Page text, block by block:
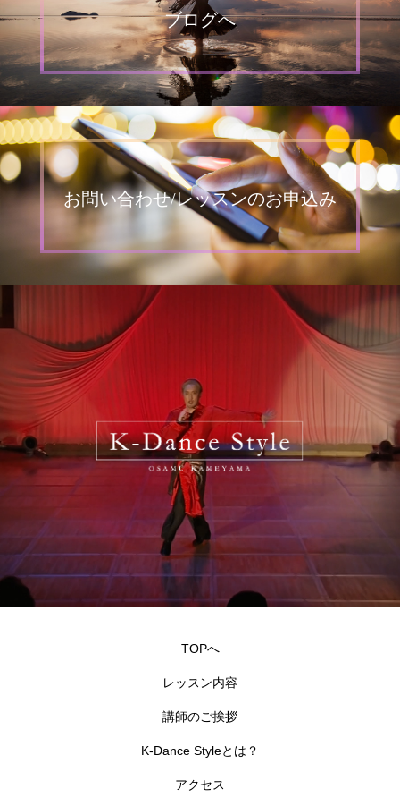
ブログへ
お問い合わせ/レッスンのお申込み
TOPへ
レッスン内容
講師のご挨拶
K-Dance Styleとは？
アクセス